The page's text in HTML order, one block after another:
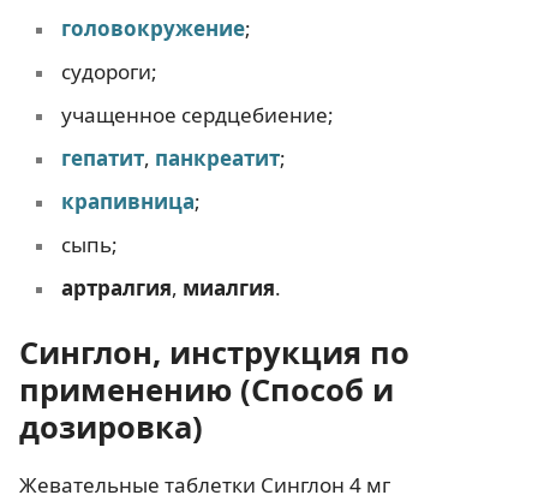
головокружение;
судороги;
учащенное сердцебиение;
гепатит, панкреатит;
крапивница;
сыпь;
артралгия, миалгия.
Синглон, инструкция по
применению (Способ и
дозировка)
Жевательные таблетки Синглон 4 мг